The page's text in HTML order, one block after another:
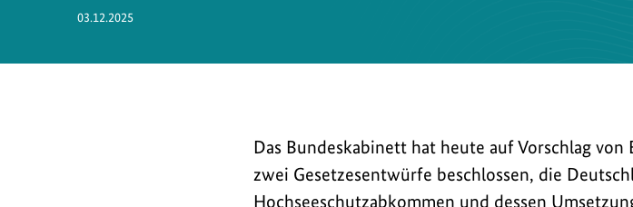
03.12.2025
Das
Bundeskabinett
hat
Das Bundeskabinett hat heute auf Vorschlag
zwei Gesetzesentwürfe beschlossen, die
Hochseeschutzabkommen und dessen